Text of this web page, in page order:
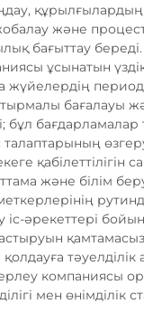
құрылғылардың
және
бағыттау
ұсынатын
жүйелердің
бағалауы
бұл
қабілеттілігін
және білім
іс-әрекеттері
тәуелділік
компаниясы
мен өнімділік